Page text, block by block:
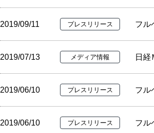
2019/09/11 プレスリリース フル
2019/07/13 メディア情報 日
2019/06/10 プレスリリース フル
2019/06/10 プレスリリース フル